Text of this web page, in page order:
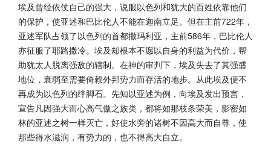
埃及曾经依仗自己的强大，说服以色列和犹大的百姓依靠他们
的保护，使亚述和巴比伦人不能在迦南立足。但在主前722年，
亚述军队占领了以色列的首都撒玛利亚，主前586年，巴比伦人
亦征服了耶路撒冷。埃及却根本不愿以自身的利益为代价，帮
助犹太人脱离强敌的辖制。在神的审判下，埃及失去了其强盛
地位，衰弱至需要倚赖外邦势力而存活的地步。从此埃及便不
再成为以色列的绊脚石。先知以亚述为例，向埃及发出预言，
宣告凡因强大而心高气傲之族类，都将如那枝条荣美，影密如
林的亚述之树一样灭亡，好使水旁的诸树不因高大而自尊，使
那些得水滋润，有势力的，也不得高大自立。